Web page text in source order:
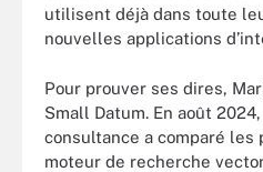
utilisent déjà dans toute
nouvelles applications
Pour prouver ses dires,
Small Datum. En août
consultance a comparé les
moteur de recherche